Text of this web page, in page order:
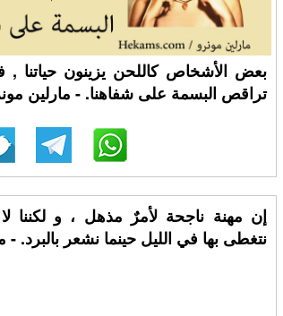
بعض الأشخاص كاللحن يزينون حياتنا ,
تراقص البسمة على شفاهنا. - مارلين
إن مهنة ناجحة لأمرٌ مذهل ، و لكننا
نتغطى بها في الليل حينما نشعر بالبرد. -